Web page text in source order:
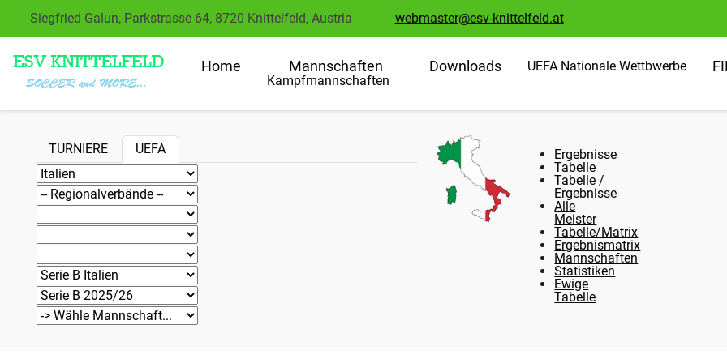
Siegfried Galun, Parkstrasse 64, 8720 Knittelfeld, Austria webmaster@esv-knittelfeld.at
Home Mannschaften
Kampfmannschaften
Downloads UEFA Nationale Wettbwerbe
TURNIERE UEFA
Ergebnisse
Tabelle
Tabelle /
Ergebnisse
Alle
Meister
Tabelle/Matrix
Ergebnismatrix
Mannschaften
Statistiken
Ewige
Tabelle